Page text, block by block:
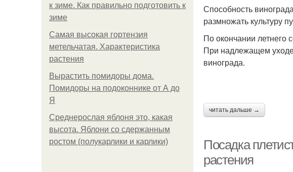
к зиме. Как правильно подготовить к
зиме
Самая высокая гортензия
метельчатая. Характеристика
растения
Вырастить помидоры дома.
Помидоры на подоконнике от А до
Я
Среднерослая яблоня это, какая
высота. Яблони со сдержанным
ростом (полукарлики и карлики)
Способность
размножать культуру
По окончании летнего
При надлежащем
винограда.
читать дальше →
Посадка
растения